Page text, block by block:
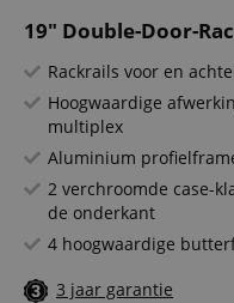
19" Double-Door-
Rackrails voor en
Hoogwaardige
multiplex
Aluminium
2 verchroomde case-
de onderkant
4 hoogwaardige
3 jaar garantie